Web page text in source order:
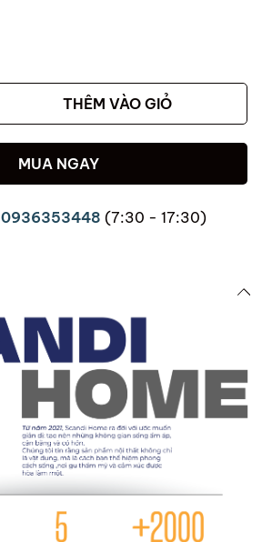
THÊM VÀO GIỎ
MUA NGAY
0936353448 (7:30 - 17:30)